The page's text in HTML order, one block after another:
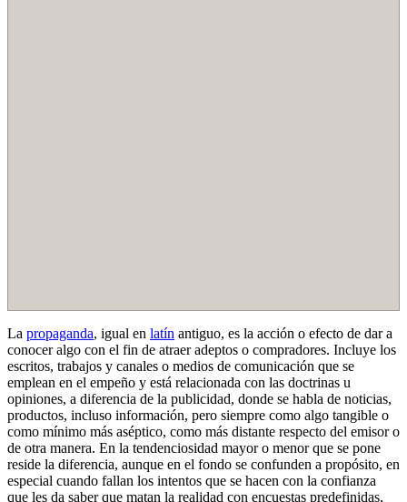
La propaganda, igual en latín antiguo, es la acción o efecto de dar a
conocer algo con el fin de atraer adeptos o compradores. Incluye los
escritos, trabajos y canales o medios de comunicación que se
emplean en el empeño y está relacionada con las doctrinas u
opiniones, a diferencia de la publicidad, donde se habla de noticias,
productos, incluso información, pero siempre como algo tangible o
como mínimo más aséptico, como más distante respecto del emisor o
de otra manera. En la tendenciosidad mayor o menor que se pone
reside la diferencia, aunque en el fondo se confunden a propósito, en
especial cuando fallan los intentos que se hacen con la confianza
que les da saber que matan la realidad con encuestas predefinidas,